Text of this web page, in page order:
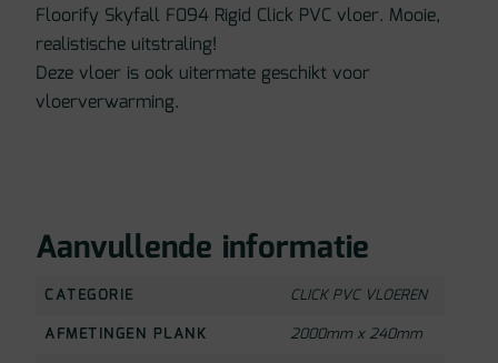
Floorify Skyfall F094 Rigid Click PVC vloer. Mooie,
realistische uitstraling!
Deze vloer is ook uitermate geschikt voor
vloerverwarming.
Aanvullende informatie
CATEGORIE
CLICK PVC VLOEREN
AFMETINGEN PLANK
2000mm x 240mm